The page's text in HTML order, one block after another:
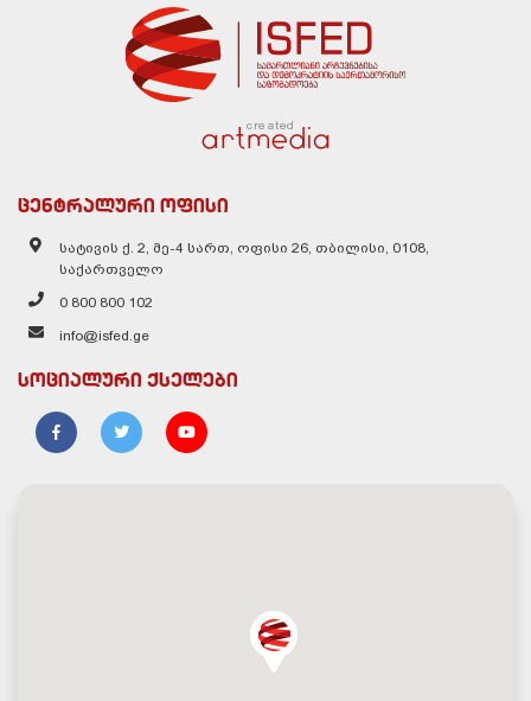
created
ცენტრალური ოფისი
სატივის ქ. 2, მე-4 სართ, ოფისი 26, თბილისი, 0108,
საქართველო
0 800 800 102
info@isfed.ge
სოციალური ქსელები